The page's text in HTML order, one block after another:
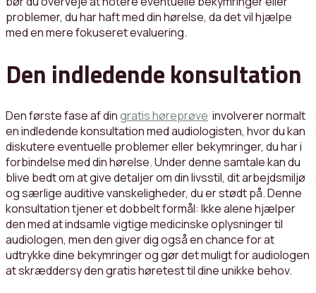
problemer, du har haft med din hørelse, da det vil hjælpe
med en mere fokuseret evaluering.
Den indledende konsultation
Den første fase af dingratis høreprøve involverer normalt
en indledende konsultation med audiologisten, hvor du kan
diskutere eventuelle problemer eller bekymringer, du har i
forbindelse med din hørelse. Under denne samtale kan du
blive bedt om at give detaljer om din livsstil, dit arbejdsmiljø
og særlige auditive vanskeligheder, du er stødt på. Denne
konsultation tjener et dobbelt formål: Ikke alene hjælper
den med at indsamle vigtige medicinske oplysninger til
audiologen, men den giver dig også en chance for at
udtrykke dine bekymringer og gør det muligt for audiologen
at skræddersy den gratis høretest til dine unikke behov.